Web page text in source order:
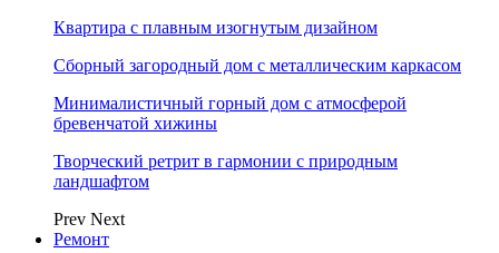
Квартира с плавным изогнутым дизайном
Сборный загородный дом с металлическим каркасом
Минималистичный горный дом с атмосферой
бревенчатой хижины
Творческий ретрит в гармонии с природным
ландшафтом
Prev Next
Ремонт